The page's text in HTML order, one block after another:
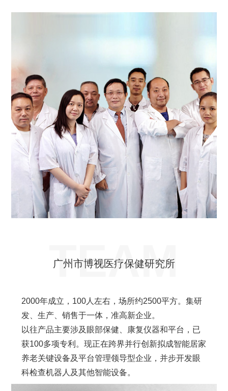
TEAM
广州市博视医疗保健研究所
2000年成立，100人左右，场所约2500平方。集研
发、生产、销售于一体，准高新企业。
以往产品主要涉及眼部保健、康复仪器和平台，已
获100多项专利。现正在跨界并行创新拟成智能居家
养老关键设备及平台管理领导型企业，并步开发眼
科检查机器人及其他智能设备。